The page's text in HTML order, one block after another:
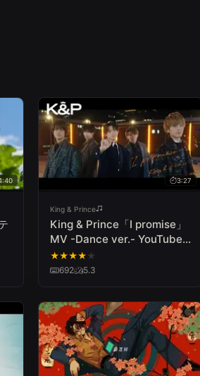
3:27
King & Prince
King & Prince「I promise」
MV -Dance ver.- YouTube
Edit
★★★★ ★
692
5.3